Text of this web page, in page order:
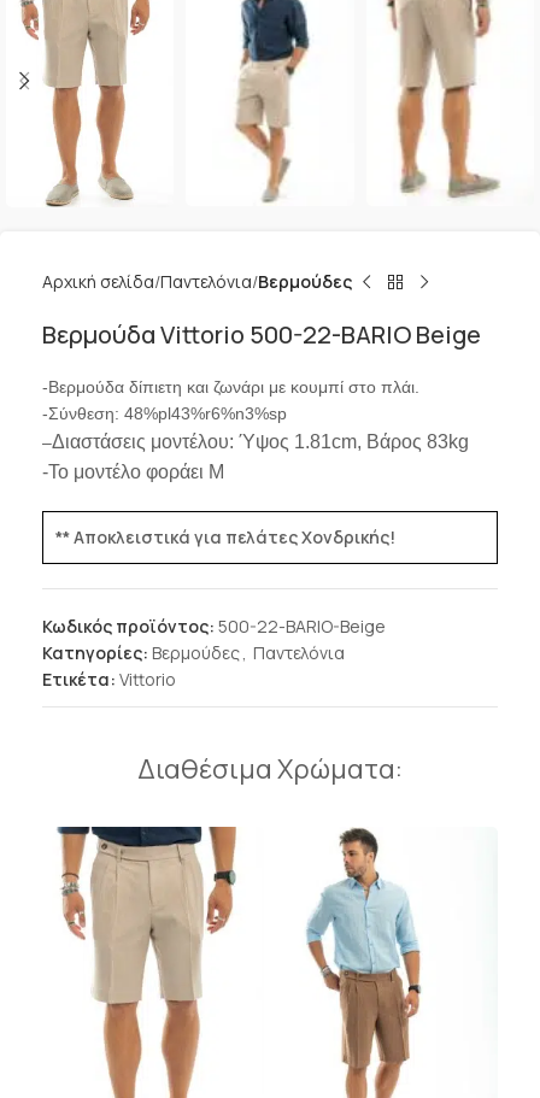
Αρχική σελίδα Παντελόνια Βερμούδες
Βερμούδα Vittorio 500-22-BARIO Beige
-Βερμούδα δίπιετη και ζωνάρι με κουμπί στο πλάι.
-Σύνθεση: 48%pl43%r6%n3%sp
–Διαστάσεις μοντέλου: Ύψος 1.81cm, Βάρος 83kg
-Το μοντέλο φοράει M
** Αποκλειστικά για πελάτες Χονδρικής!
Κωδικός προϊόντος: 500-22-BARIO-Beige
Κατηγορίες: Βερμούδες, Παντελόνια
Ετικέτα: Vittorio
Διαθέσιμα Χρώματα: